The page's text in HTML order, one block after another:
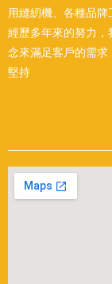
用縫紉機、各種品牌
經歷多年來的努力，
念來滿足客戶的需
堅持